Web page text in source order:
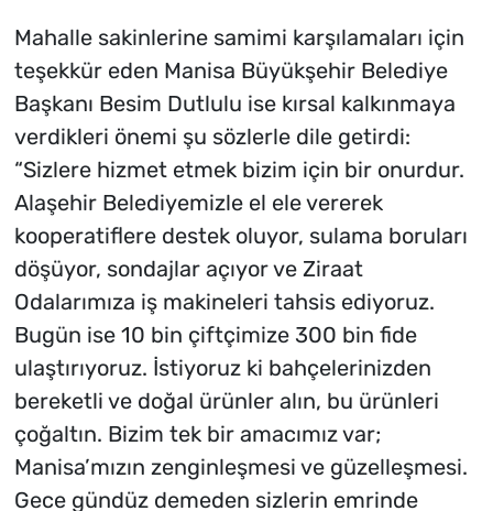
Mahalle sakinlerine samimi karşılamaları için
teşekkür eden Manisa Büyükşehir Belediye
Başkanı Besim Dutlulu ise kırsal kalkınmaya
verdikleri önemi şu sözlerle dile getirdi:
“Sizlere hizmet etmek bizim için bir onurdur.
Alaşehir Belediyemizle el ele vererek
kooperatiflere destek oluyor, sulama boruları
döşüyor, sondajlar açıyor ve Ziraat
Odalarımıza iş makineleri tahsis ediyoruz.
Bugün ise 10 bin çiftçimize 300 bin fide
ulaştırıyoruz. İstiyoruz ki bahçelerinizden
bereketli ve doğal ürünler alın, bu ürünleri
çoğaltın. Bizim tek bir amacımız var;
Manisa’mızın zenginleşmesi ve güzelleşmesi.
Gece gündüz demeden sizlerin emrinde